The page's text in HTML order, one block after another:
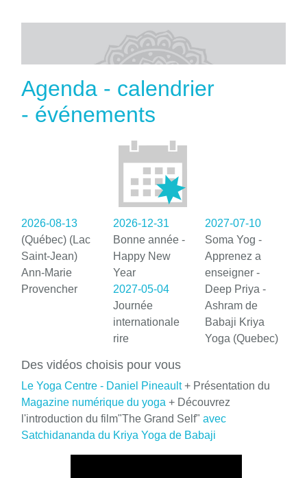
Agenda - calendrier
- événements
2026-08-13
(Québec) (Lac
Saint-Jean)
Ann-Marie
Provencher
2026-12-31
Bonne année -
Happy New
Year
2027-05-04
Journée
internationale
rire
2027-07-10
Soma Yog -
Apprenez a
enseigner -
Deep Priya -
Ashram de
Babaji Kriya
Yoga (Quebec)
Des vidéos choisis pour vous
Le Yoga Centre - Daniel Pineault+ Présentation du
Magazine numérique du yoga + Découvrez
l'introduction du film"The Grand Self" avec
Satchidananda du Kriya Yoga de Babaji